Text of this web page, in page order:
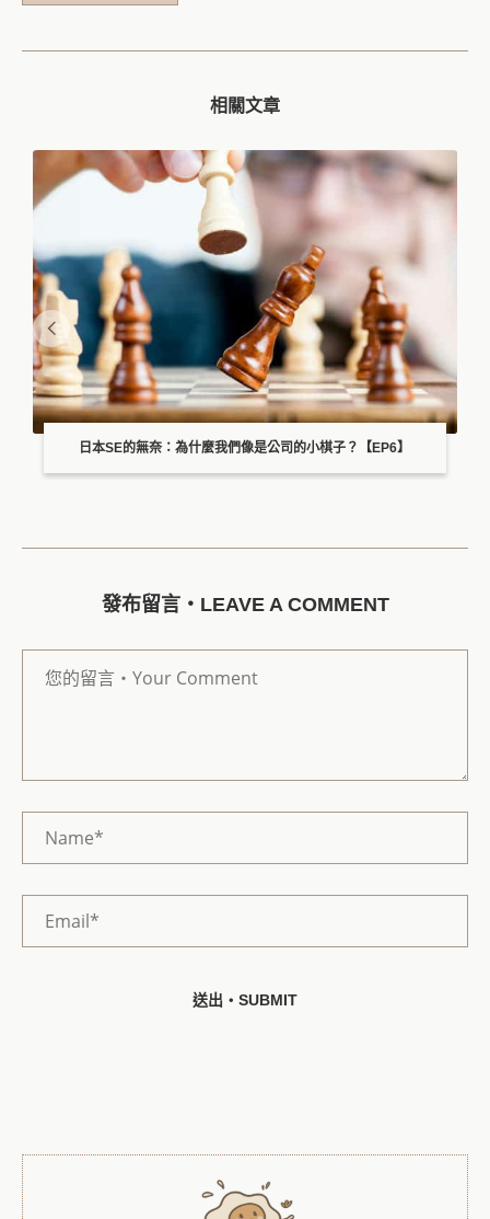
相關文章
日本SE的無奈：為什麼我們像是公司的小棋子？【EP6】
發布留言・LEAVE A COMMENT